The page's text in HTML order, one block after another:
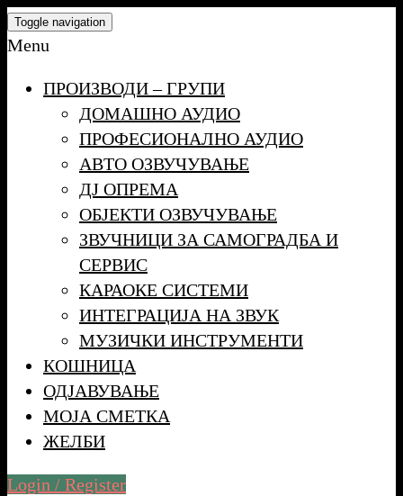
Skip
to
content
Toggle navigation
Menu
ПРОИЗВОДИ – ГРУПИ
ДОМАШНО АУДИО
ПРОФЕСИОНАЛНО АУДИО
АВТО ОЗВУЧУВАЊЕ
ДЈ ОПРЕМА
ОБЈЕКТИ ОЗВУЧУВАЊЕ
ЗВУЧНИЦИ ЗА САМОГРАДБА И
СЕРВИС
КАРАОКЕ СИСТЕМИ
ИНТЕГРАЦИЈА НА ЗВУК
МУЗИЧКИ ИНСТРУМЕНТИ
КОШНИЦА
ОДЈАВУВАЊЕ
МОЈА СМЕТКА
ЖЕЛБИ
Login / Register